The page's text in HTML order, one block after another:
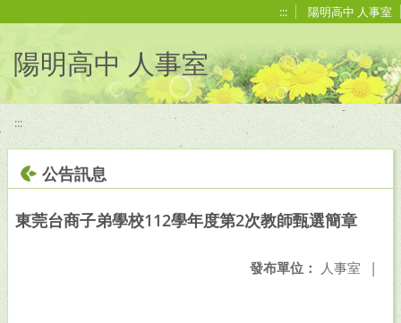
::: 陽明高中 人事室
陽明高中 人事室
:::
公告訊息
東莞台商子弟學校112學年度第2次教師甄選簡章
發布單位： 人事室 |